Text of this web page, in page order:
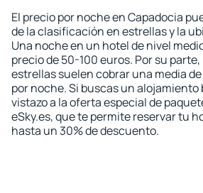
El precio por noche en Capadocia
de la clasificación en estrellas y la
Una noche en un hotel de nivel
precio de 50-100 euros. Por su
estrellas suelen cobrar una media
por noche. Si buscas un
vistazo a la oferta especial de
eSky.es, que te permite reservar tu
hasta un 30% de descuento.